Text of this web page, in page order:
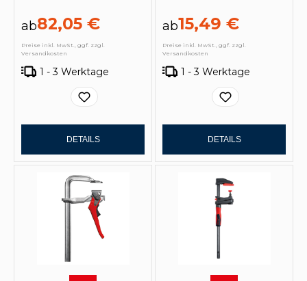
ab82,05 €
Preise inkl. MwSt., ggf. zzgl.
Versandkosten
1 - 3 Werktage
DETAILS
ab15,49 €
Preise inkl. MwSt., ggf. zzgl.
Versandkosten
1 - 3 Werktage
DETAILS